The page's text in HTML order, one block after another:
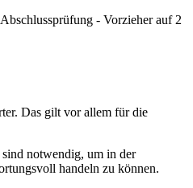
- Vorzieher auf 2
Das gilt vor allem für die
notwendig, um in der
handeln zu können.